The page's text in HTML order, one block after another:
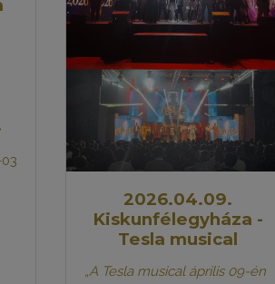
2026.04.09.
Kiskunfélegyháza -
Tesla musical
„A Tesla musical április 09-én